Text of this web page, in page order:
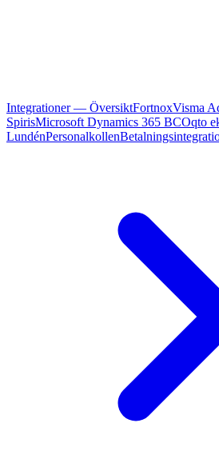
Integrationer — ÖversiktFortnoxVisma
SpirisMicrosoft Dynamics 365 BCOqto
LundénPersonalkollen